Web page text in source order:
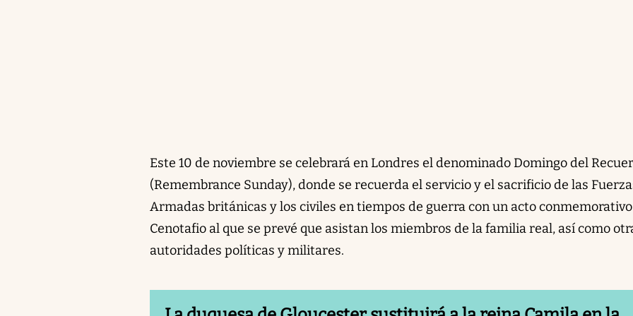
Este 10 de noviembre se celebrará en Londres el denominado Domingo del
(Remembrance Sunday), donde se recuerda el servicio y el sacrificio de las
Armadas británicas y los civiles en tiempos de guerra con un acto
Cenotafio al que se prevé que asistan los miembros de la familia real, así como
autoridades políticas y militares.